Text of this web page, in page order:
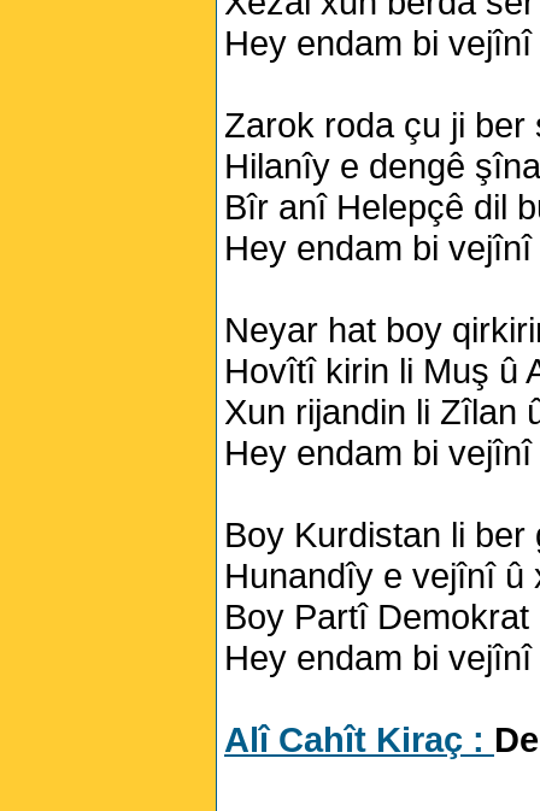
Hey endam bi
Zarok roda çu ji ber
Hilanîy e dengê
Bîr anî Helepçê dil
Hey endam bi
Neyar hat boy
Hovîtî kirin li Muş û
Xun rijandin li Zîlan
Hey endam bi
Boy Kurdistan li ber
Hunandîy e vejînî û
Boy Partî
Hey endam bi
Alî Cahît Kiraç :